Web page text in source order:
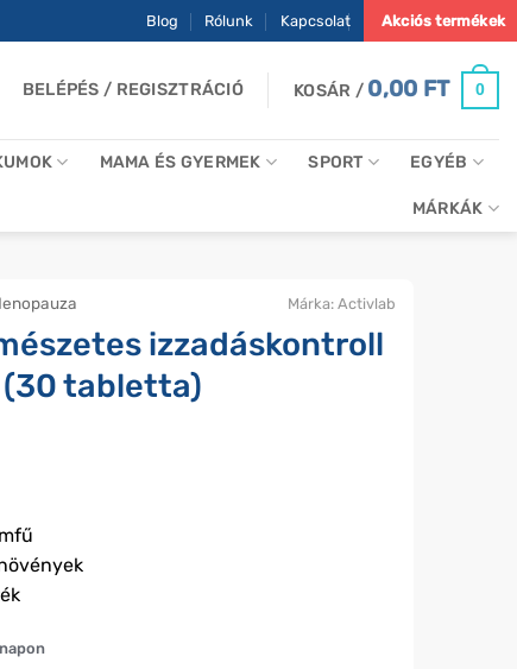
Blog Rólunk Kapcsolat Akciós termékek
BELÉPÉS / REGISZTRÁCIÓ KOSÁR / 0,00 FT 0
MAMA ÉS GYERMEK SPORT EGYÉB
MÁRKÁK
izzadáskontroll
tabletta)
Márka: Activlab